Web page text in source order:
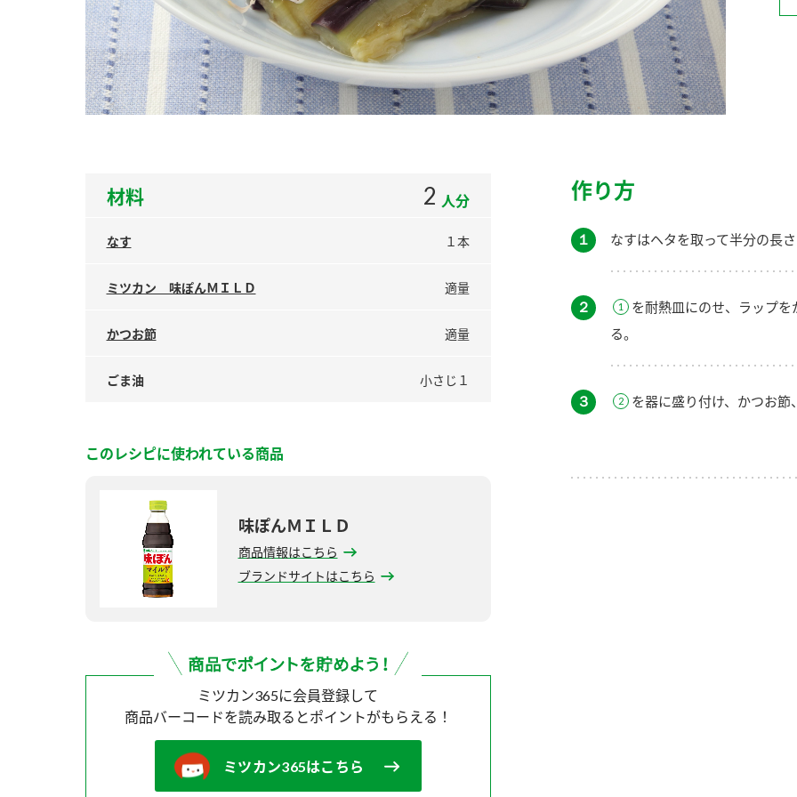
材料 2 人分
なす １本
ミツカン 味ぽんＭＩＬＤ 適量
かつお節 適量
ごま油 小さじ１
このレシピに使われている商品
味ぽんＭＩＬＤ
商品情報はこちら
ブランドサイトはこちら
ミツカン365に会員登録して
商品バーコードを読み取ると ポイントがもらえる！
ミツカン365はこちら
作り方
１ なすはヘタを取って半分の長
２
を耐熱皿にのせ、ラップ
る。
３ を器に盛り付け、かつお節